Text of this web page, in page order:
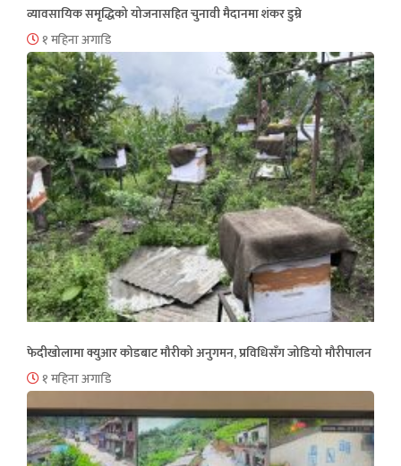
व्यावसायिक समृद्धिको योजनासहित चुनावी मैदानमा शंकर डुम्रे
१ महिना अगाडि
फेदीखोलामा क्युआर कोडबाट मौरीको अनुगमन, प्रविधिसँग जोडियो मौरीपालन
१ महिना अगाडि